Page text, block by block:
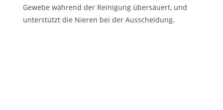
Gewebe während der Reinigung übersäuert, und
unterstützt die Nieren bei der Ausscheidung.